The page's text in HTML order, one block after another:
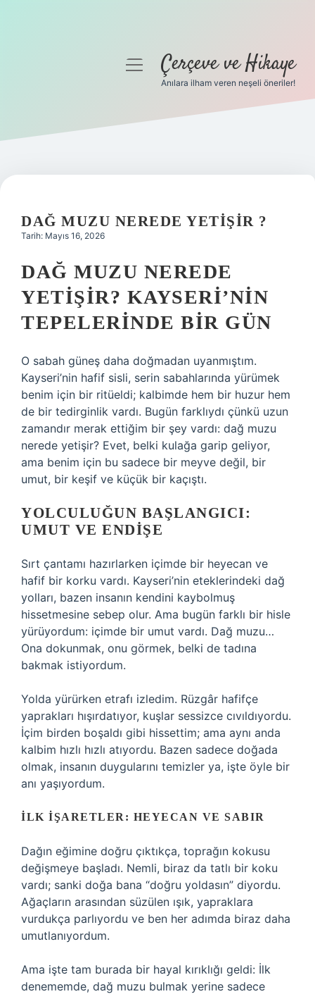
Gizlilik Politikası
Yasal Uyarı
menüyüÇerçeve ve Hikaye
Anılara ilham veren neşeli öneriler!
DAĞ MUZU NEREDE YETIŞIR ?
Tarih: Mayıs 16, 2026
DAĞ MUZU NEREDE
YETIŞIR? KAYSERI’NIN
TEPELERINDE BIR GÜN
O sabah güneş daha doğmadan uyanmıştım.
Kayseri’nin hafif sisli, serin sabahlarında yürümek
benim için bir ritüeldi; kalbimde hem bir huzur hem
de bir tedirginlik vardı. Bugün farklıydı çünkü uzun
zamandır merak ettiğim bir şey vardı: dağ muzu
nerede yetişir? Evet, belki kulağa garip geliyor,
ama benim için bu sadece bir meyve değil, bir
umut, bir keşif ve küçük bir kaçıştı.
YOLCULUĞUN BAŞLANGICI:
UMUT VE ENDIŞE
Sırt çantamı hazırlarken içimde bir heyecan ve
hafif bir korku vardı. Kayseri’nin eteklerindeki dağ
yolları, bazen insanın kendini kaybolmuş
hissetmesine sebep olur. Ama bugün farklı bir hisle
yürüyordum: içimde bir umut vardı. Dağ muzu…
Ona dokunmak, onu görmek, belki de tadına
bakmak istiyordum.
Yolda yürürken etrafı izledim. Rüzgâr hafifçe
yaprakları hışırdatıyor, kuşlar sessizce cıvıldıyordu.
İçim birden boşaldı gibi hissettim; ama aynı anda
kalbim hızlı hızlı atıyordu. Bazen sadece doğada
olmak, insanın duygularını temizler ya, işte öyle bir
anı yaşıyordum.
İLK İŞARETLER: HEYECAN VE SABIR
Dağın eğimine doğru çıktıkça, toprağın kokusu
değişmeye başladı. Nemli, biraz da tatlı bir koku
vardı; sanki doğa bana “doğru yoldasın” diyordu.
Ağaçların arasından süzülen ışık, yapraklara
vurdukça parlıyordu ve ben her adımda biraz daha
umutlanıyordum.
Ama işte tam burada bir hayal kırıklığı geldi: İlk
denememde, dağ muzu bulmak yerine sadece